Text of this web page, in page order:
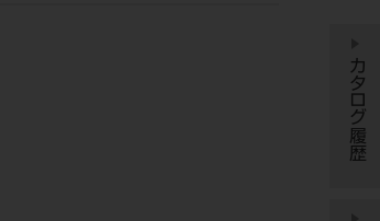
カタログ履歴